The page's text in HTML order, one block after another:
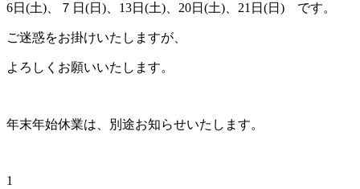
6日(土)、７日(日)、13日(土)、20日(土)、21日(日) です。
ご迷惑をお掛けいたしますが、
よろしくお願いいたします。
年末年始休業は、別途お知らせいたします。
1